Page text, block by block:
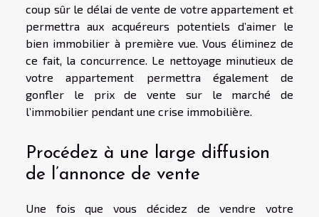
coup sûr le délai de vente de votre appartement et
permettra aux acquéreurs potentiels d’aimer le
bien immobilier à première vue. Vous éliminez de
ce fait, la concurrence. Le nettoyage minutieux de
votre appartement permettra également de
gonfler le prix de vente sur le marché de
l’immobilier pendant une crise immobilière.
Procédez à une large diffusion
de l’annonce de vente
Une fois que vous décidez de vendre votre